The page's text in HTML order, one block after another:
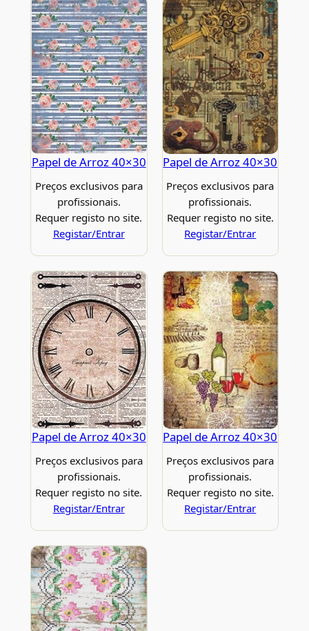
Papel de Arroz 40×30
Preços exclusivos para
profissionais.
Requer registo no site.
Registar/Entrar
Papel de Arroz 40×30
Preços exclusivos para
profissionais.
Requer registo no site.
Registar/Entrar
Papel de Arroz 40×30
Preços exclusivos para
profissionais.
Requer registo no site.
Registar/Entrar
Papel de Arroz 40×30
Preços exclusivos para
profissionais.
Requer registo no site.
Registar/Entrar